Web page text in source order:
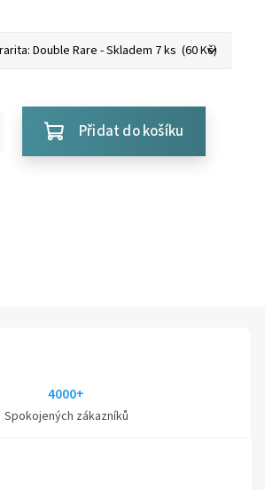
Přidat do košíku
4000+
Spokojených zákazníků